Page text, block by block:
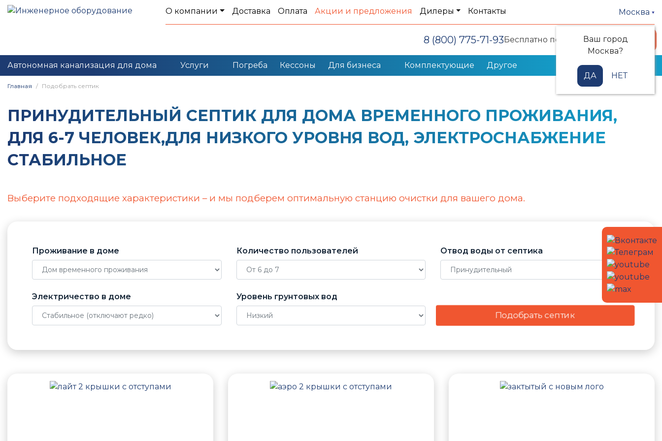
О компании Доставка Оплата Акции и предложения Дилеры Контакты Москва
Ваш город
Москва?
ДА НЕТ
8 (800) 775-71-93Бесплатно по РФ Заказать звонок
Автономная канализация для дома Услуги Погреба Кессоны Для бизнеса Комплектующие Другое
Главная Подобрать септик
ПРИНУДИТЕЛЬНЫЙ CЕПТИК ДЛЯ ДОМА ВРЕМЕННОГО ПРОЖИВАНИЯ,
ДЛЯ 6-7 ЧЕЛОВЕК,ДЛЯ НИЗКОГО УРОВНЯ ВОД, ЭЛЕКТРОСНАБЖЕНИЕ
СТАБИЛЬНОЕ
Выберите подходящие характеристики – и мы подберем оптимальную станцию очистки для вашего дома.
Проживание в доме Количество пользователей Отвод воды от септика
Электричество в доме Уровень грунтовых вод
Подобрать септик